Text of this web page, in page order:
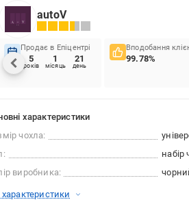
autoV
Продає в Епіцентрі
5
років
1
місяць
21
день
Вподобання
99.78%
характеристики
чохла:
набір
виробника:
характеристики